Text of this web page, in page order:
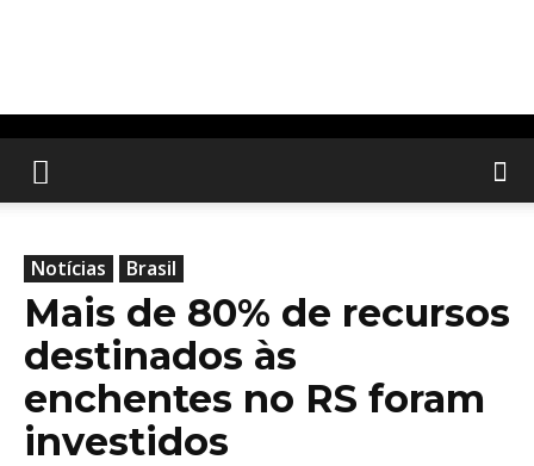
Notícias Brasil
Mais de 80% de recursos
destinados às
enchentes no RS foram
investidos